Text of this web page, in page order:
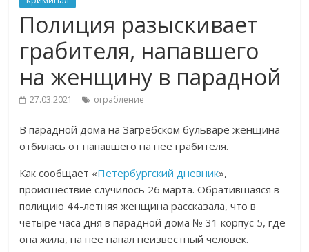
Полиция разыскивает
грабителя, напавшего
на женщину в парадной
27.03.2021 ограбление
В парадной дома на Загребском бульваре женщина
отбилась от напавшего на нее грабителя.
Как сообщает «Петербургский дневник»,
происшествие случилось 26 марта. Обратившаяся в
полицию 44-летняя женщина рассказала, что в
четыре часа дня в парадной дома № 31 корпус 5, где
она жила, на нее напал неизвестный человек.